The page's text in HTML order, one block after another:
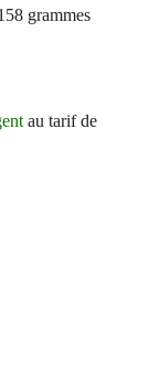
grammes
au tarif de